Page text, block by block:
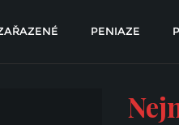
PENIAZE